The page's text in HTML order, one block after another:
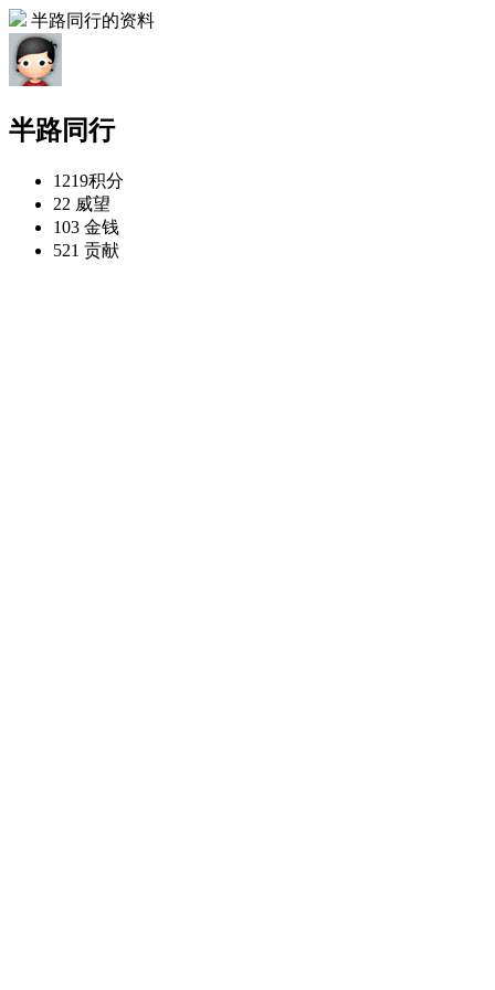
半路同行的资料
半路同行
1219积分
22 威望
103 金钱
521 贡献